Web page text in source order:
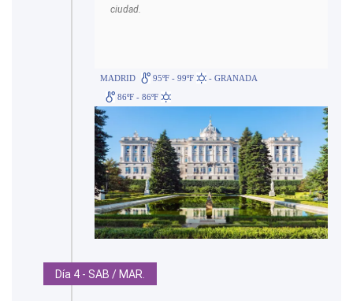
ciudad.
MADRID 95ºF - 99ºF
- GRANADA
86ºF - 86ºF
Día 4 - SAB / MAR.